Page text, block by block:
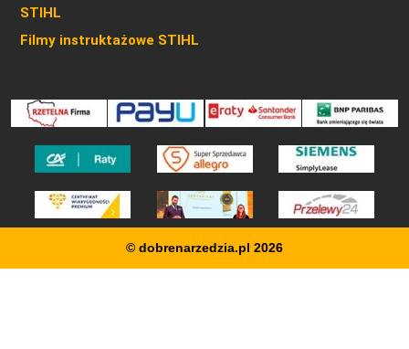
STIHL
Filmy instruktażowe STIHL
© dobrenarzedzia.pl 2026